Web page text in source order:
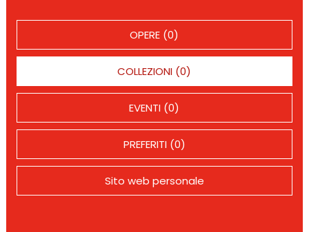
OPERE (0)
COLLEZIONI (0)
EVENTI (0)
PREFERITI (0)
Sito web personale